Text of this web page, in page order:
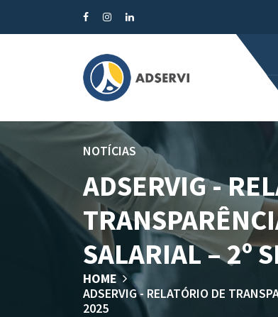
NOTÍCIAS
ADSERVIG -
SALARIAL – 2º
HOME
ADSERVIG - RELATÓRIO DE
2025